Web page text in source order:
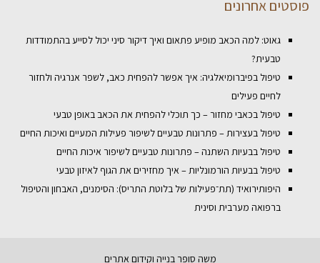
פוסטים אחרונים
גאוט: למה הכאב מופיע פתאום ואיך דיקור סיני יכול לסייע בהתמודדות
טבעית?
טיפול בפיברומיאלגיה: איך אפשר להפחית כאב, לשפר אנרגיה ולחזור
לחיים פעילים
טיפול בכאבי מחזור – כך תוכלי להפחית את הכאב באופן טבעי
טיפול בעצירות – פתרונות טבעיים לשיפור פעילות המעיים ואיכות החיים
טיפול בבעיות השתנה – פתרונות טבעיים לשיפור איכות החיים
טיפול בבעיות הורמונליות – איך מחזירים את הגוף לאיזון טבעי
היפותירואיד (תת־פעילות של בלוטת התריס): הסימנים, האבחון והטיפול
ברפואה מערבית וסינית
משה סופר בנייה וקידום אתרים